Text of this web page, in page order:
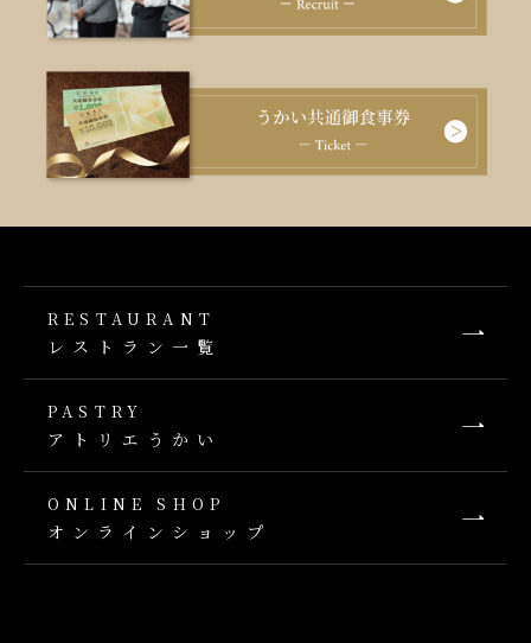
RESTAURANT
レストラン一覧
PASTRY
アトリエうかい
ONLINE SHOP
オンラインショップ